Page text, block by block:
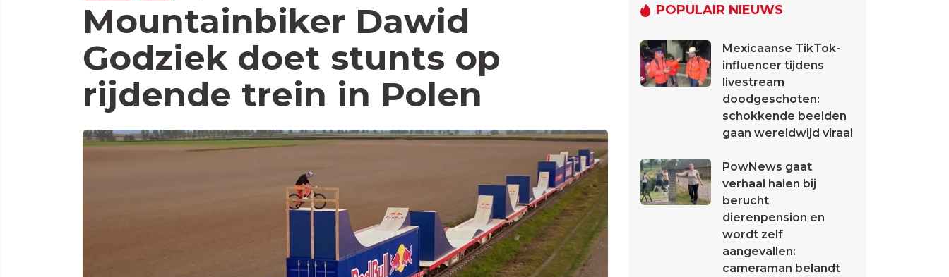
Mountainbiker Dawid
Godziek doet stunts op
rijdende trein in Polen
POPULAIR NIEUWS
Mexicaanse TikTok-
influencer tijdens
livestream
doodgeschoten:
schokkende beelden
gaan wereldwijd viraal
PowNews gaat
verhaal halen bij
berucht
dierenpension en
wordt zelf
aangevallen:
cameraman belandt